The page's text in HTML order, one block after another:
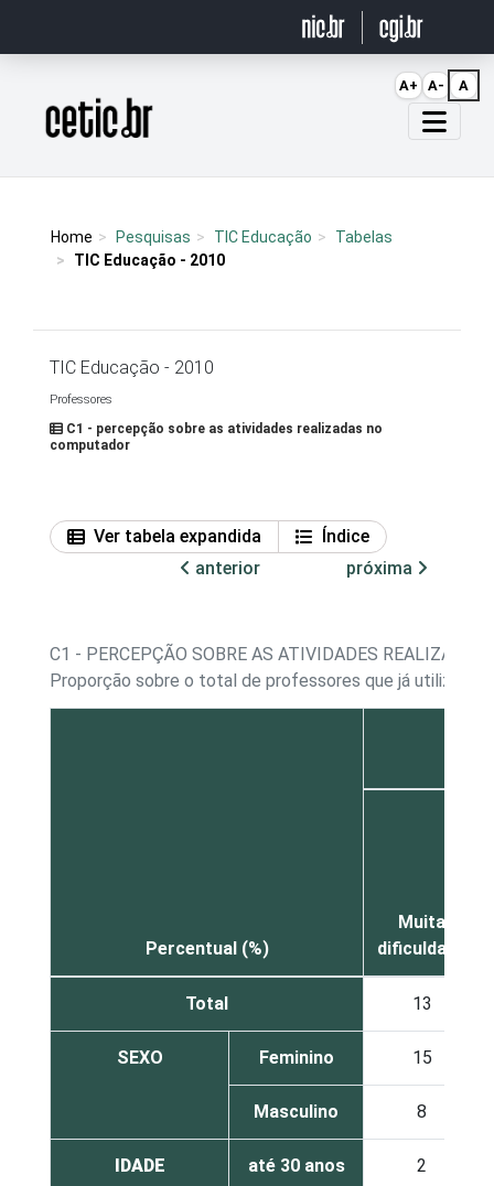
Página inicial
Home Pesquisas TIC Educação
Tabelas
TIC Educação - 2010
TIC Educação - 2010
Professores
C1 - percepção sobre as atividades realizadas no
computador
Ver tabela expandida
Índice
anterior
próxima
C1 - PERCEPÇÃO SOBRE AS ATIVIDADES REALIZADAS
Proporção sobre o total de professores que já
Percentual (%)
Muita
dificuldade
Total 13
SEXO Feminino 15
Masculino 8
IDADE até 30 anos 2
A+ A- A